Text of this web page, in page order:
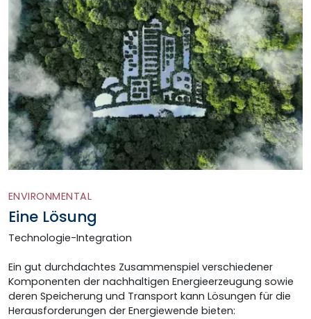
ENVIRONMENTAL
Eine Lösung
Technologie-Integration
Ein gut durchdachtes Zusammenspiel verschiedener
Komponenten der nachhaltigen Energieerzeugung sowie
deren Speicherung und Transport kann Lösungen für die
Herausforderungen der Energiewende bieten: